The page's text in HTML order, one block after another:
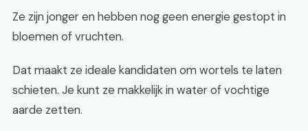
Ze zijn jonger en hebben nog geen energie gestopt in
bloemen of vruchten.
Dat maakt ze ideale kandidaten om wortels te laten
schieten. Je kunt ze makkelijk in water of vochtige
aarde zetten.